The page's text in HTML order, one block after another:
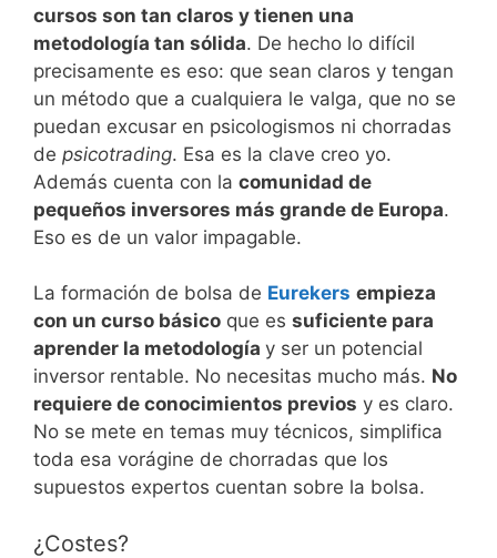
cursos son tan claros y tienen una
metodología tan sólida. De hecho lo difícil
precisamente es eso: que sean claros y tengan
un método que a cualquiera le valga, que no se
puedan excusar en psicologismos ni chorradas
de psicotrading. Esa es la clave creo yo.
Además cuenta con la comunidad de
pequeños inversores más grande de Europa.
Eso es de un valor impagable.
La formación de bolsa de Eurekers empieza
con un curso básico que es suficiente para
aprender la metodología y ser un potencial
inversor rentable. No necesitas mucho más. No
requiere de conocimientos previos y es claro.
No se mete en temas muy técnicos, simplifica
toda esa vorágine de chorradas que los
supuestos expertos cuentan sobre la bolsa.
¿Costes?